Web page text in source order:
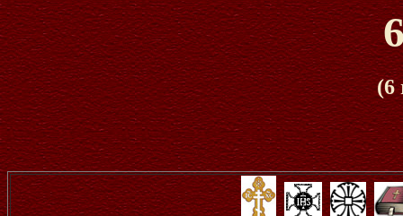
(6